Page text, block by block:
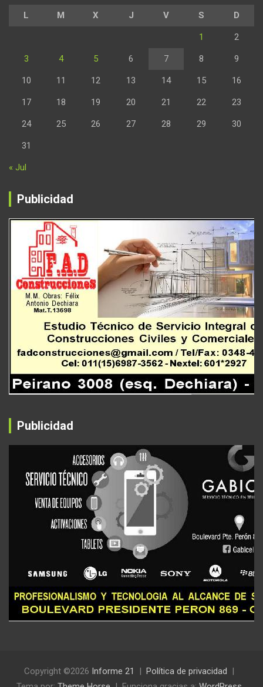
L M X J V S D
1 2
3 4 5 6 7 8 9
10 11 12 13 14 15 16
17 18 19 20 21 22 23
24 25 26 27 28 29 30
31
« Jul
Publicidad
Publicidad
Copyright ©2026 Informe 21
Política de privacidad